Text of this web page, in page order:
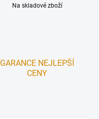
Na skladové zboží
GARANCE NEJLEPŠÍ
CENY